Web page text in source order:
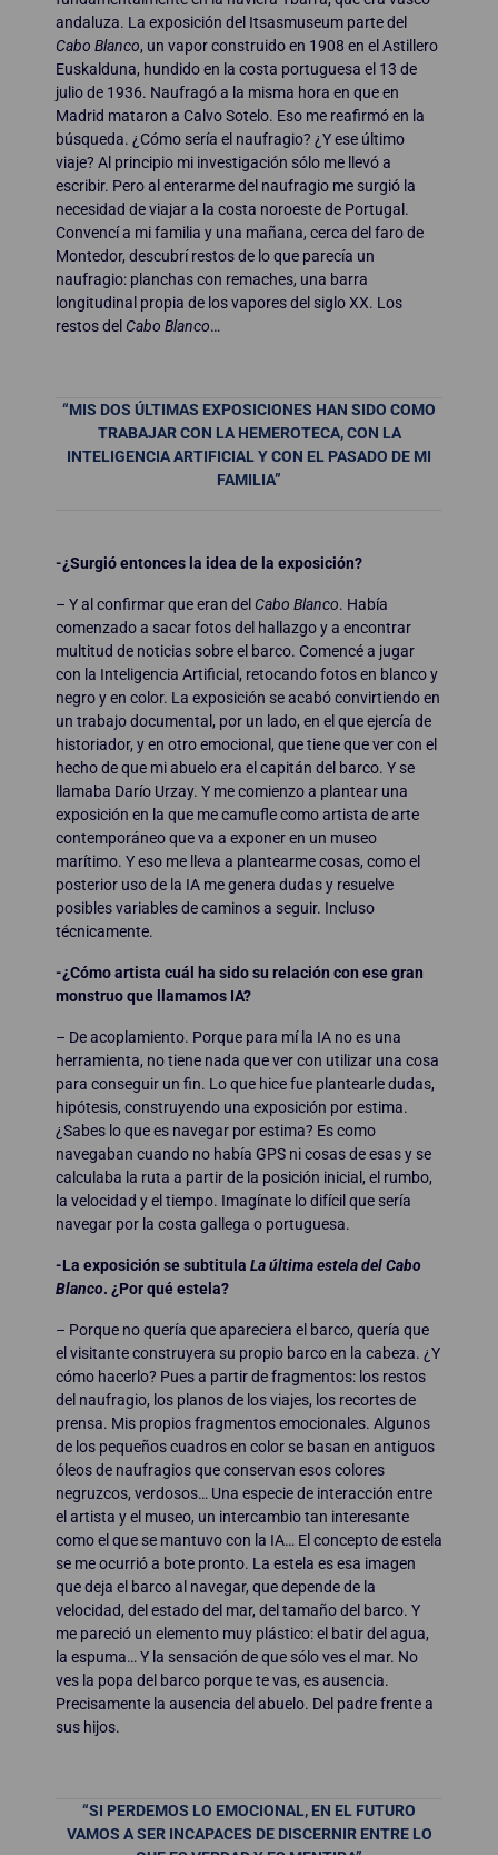
andaluza. La exposición del Itsasmuseum parte del
Cabo Blanco, un vapor construido en 1908 en el Astillero
Euskalduna, hundido en la costa portuguesa el 13 de
julio de 1936. Naufragó a la misma hora en que en
Madrid mataron a Calvo Sotelo. Eso me reafirmó en la
búsqueda. ¿Cómo sería el naufragio? ¿Y ese último
viaje? Al principio mi investigación sólo me llevó a
escribir. Pero al enterarme del naufragio me surgió la
necesidad de viajar a la costa noroeste de Portugal.
Convencí a mi familia y una mañana, cerca del faro de
Montedor, descubrí restos de lo que parecía un
naufragio: planchas con remaches, una barra
longitudinal propia de los vapores del siglo XX. Los
restos del Cabo Blanco…
“MIS DOS ÚLTIMAS EXPOSICIONES HAN SIDO COMO
TRABAJAR CON LA HEMEROTECA, CON LA
INTELIGENCIA ARTIFICIAL Y CON EL PASADO DE MI
FAMILIA”
-¿Surgió entonces la idea de la exposición?
– Y al confirmar que eran del Cabo Blanco. Había
comenzado a sacar fotos del hallazgo y a encontrar
multitud de noticias sobre el barco. Comencé a jugar
con la Inteligencia Artificial, retocando fotos en blanco y
negro y en color. La exposición se acabó convirtiendo en
un trabajo documental, por un lado, en el que ejercía de
historiador, y en otro emocional, que tiene que ver con el
hecho de que mi abuelo era el capitán del barco. Y se
llamaba Darío Urzay. Y me comienzo a plantear una
exposición en la que me camufle como artista de arte
contemporáneo que va a exponer en un museo
marítimo. Y eso me lleva a plantearme cosas, como el
posterior uso de la IA me genera dudas y resuelve
posibles variables de caminos a seguir. Incluso
técnicamente.
-¿Cómo artista cuál ha sido su relación con ese gran
monstruo que llamamos IA?
– De acoplamiento. Porque para mí la IA no es una
herramienta, no tiene nada que ver con utilizar una cosa
para conseguir un fin. Lo que hice fue plantearle dudas,
hipótesis, construyendo una exposición por estima.
¿Sabes lo que es navegar por estima? Es como
navegaban cuando no había GPS ni cosas de esas y se
calculaba la ruta a partir de la posición inicial, el rumbo,
la velocidad y el tiempo. Imagínate lo difícil que sería
navegar por la costa gallega o portuguesa.
-La exposición se subtitula La última estela del Cabo
Blanco. ¿Por qué estela?
– Porque no quería que apareciera el barco, quería que
el visitante construyera su propio barco en la cabeza. ¿Y
cómo hacerlo? Pues a partir de fragmentos: los restos
del naufragio, los planos de los viajes, los recortes de
prensa. Mis propios fragmentos emocionales. Algunos
de los pequeños cuadros en color se basan en antiguos
óleos de naufragios que conservan esos colores
negruzcos, verdosos… Una especie de interacción entre
el artista y el museo, un intercambio tan interesante
como el que se mantuvo con la IA… El concepto de estela
se me ocurrió a bote pronto. La estela es esa imagen
que deja el barco al navegar, que depende de la
velocidad, del estado del mar, del tamaño del barco. Y
me pareció un elemento muy plástico: el batir del agua,
la espuma… Y la sensación de que sólo ves el mar. No
ves la popa del barco porque te vas, es ausencia.
Precisamente la ausencia del abuelo. Del padre frente a
sus hijos.
“SI PERDEMOS LO EMOCIONAL, EN EL FUTURO
VAMOS A SER INCAPACES DE DISCERNIR ENTRE LO